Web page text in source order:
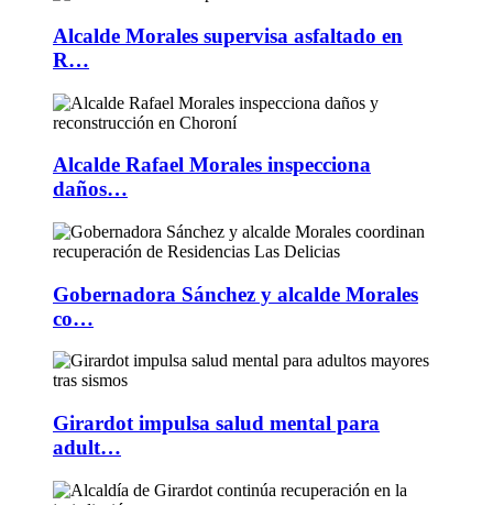
Alcalde Morales supervisa asfaltado en
R…
Alcalde Rafael Morales inspecciona
daños…
Gobernadora Sánchez y alcalde Morales
co…
Girardot impulsa salud mental para
adult…